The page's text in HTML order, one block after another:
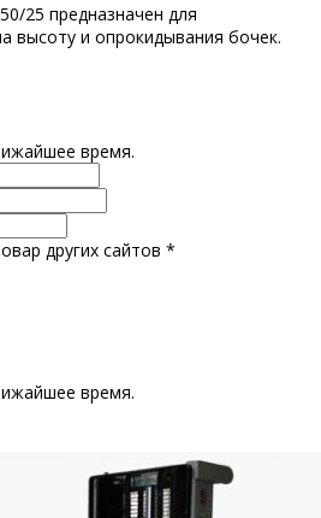
25 предназначен для
высоту и опрокидывания бочек.
время.
других сайтов *
время.